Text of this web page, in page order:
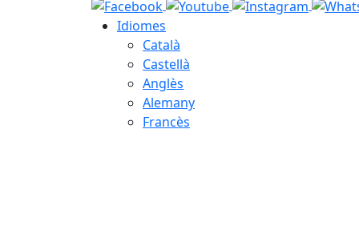
Idiomes
Català
Castellà
Anglès
Alemany
Francès